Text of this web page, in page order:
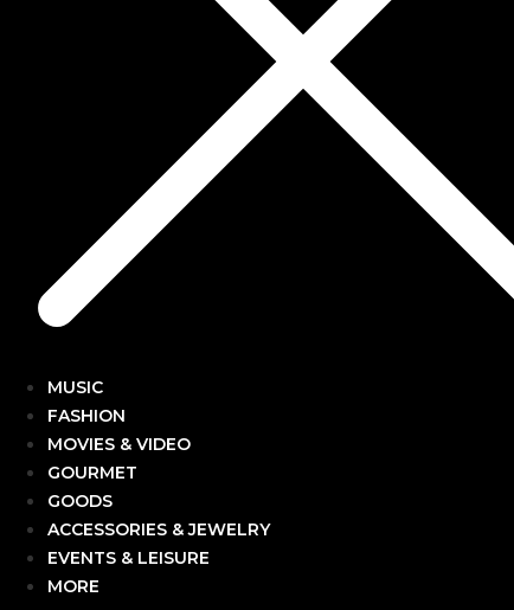
MUSIC
FASHION
MOVIES & VIDEO
GOURMET
GOODS
ACCESSORIES & JEWELRY
EVENTS & LEISURE
MORE